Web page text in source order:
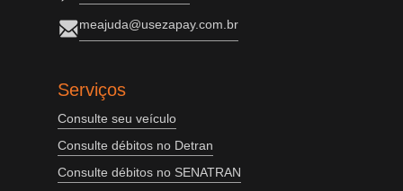
meajuda@usezapay.com.br
Serviços
Consulte seu veículo
Consulte débitos no Detran
Consulte débitos no SENATRAN